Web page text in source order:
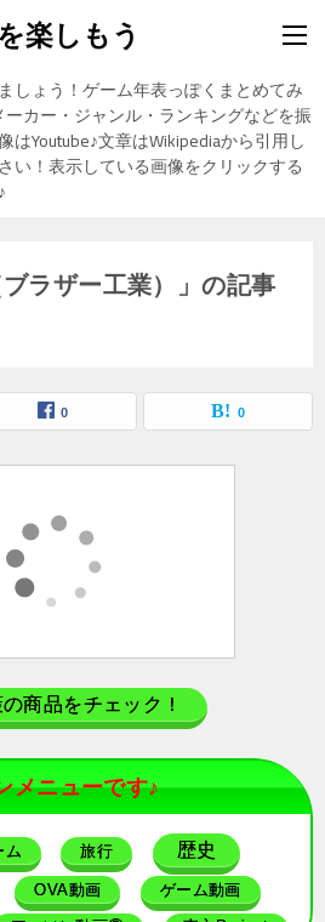
楽しもう
しょう！ゲーム年表っぽくまとめてみ
カー・ジャンル・ランキングなどを振
はYoutube♪文章はWikipediaから引用し
い！表示している画像をクリックする
ブラザー工業）」の記事
0 0
商品をチェック！
メニューです♪
ム 旅行 歴史
OVA動画 ゲーム動画